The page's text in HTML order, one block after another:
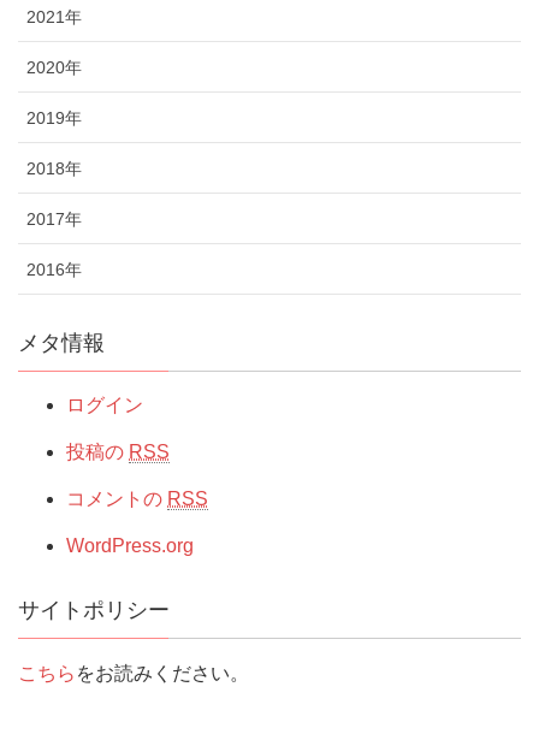
2021年
2020年
2019年
2018年
2017年
2016年
メタ情報
ログイン
投稿の RSS
コメントの RSS
WordPress.org
サイトポリシー
こちら をお読みください。